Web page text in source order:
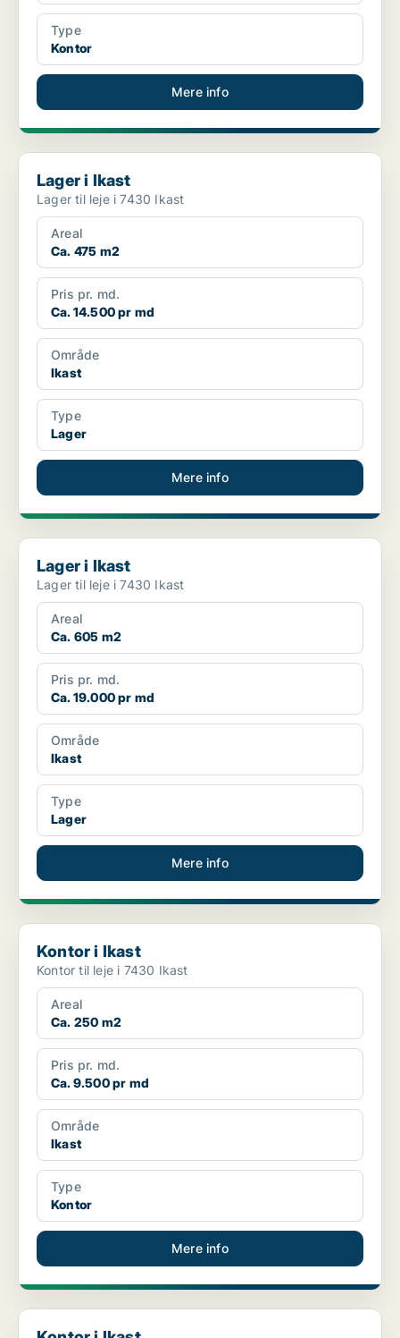
Type
Kontor
Mere info
Lager i Ikast
Lager i Ikast
Lager til leje i 7430 Ikast
Areal
Ca. 475 m2
Pris pr. md.
Ca. 14.500 pr md
Område
Ikast
Type
Lager
Mere info
Lager i Ikast
Lager i Ikast
Lager til leje i 7430 Ikast
Areal
Ca. 605 m2
Pris pr. md.
Ca. 19.000 pr md
Område
Ikast
Type
Lager
Mere info
Kontor i Ikast
Kontor i Ikast
Kontor til leje i 7430 Ikast
Areal
Ca. 250 m2
Pris pr. md.
Ca. 9.500 pr md
Område
Ikast
Type
Kontor
Mere info
Kontor i Ikast